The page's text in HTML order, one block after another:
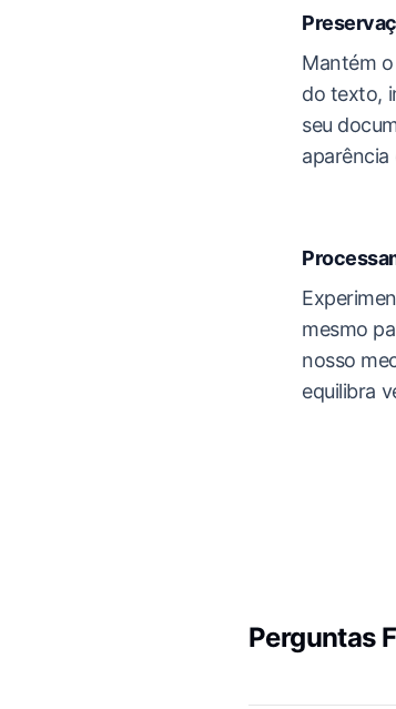
Mantém
do texto,
seu
aparência
mesmo
nosso
equilibra
Perguntas